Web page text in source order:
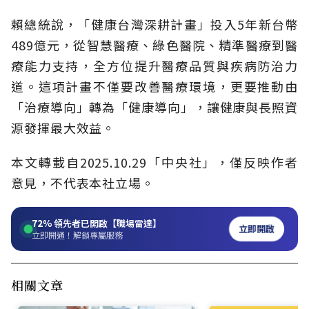
賴總統說，「健康台灣深耕計畫」投入5年新台幣
489億元，從智慧醫療、綠色醫院、精準醫療到醫
療能力支持，全方位提升醫療品質與疾病防治力
道。這項計畫不僅要改善醫療環境，更要推動由
「治療導向」轉為「健康導向」，讓健康與長照資
源發揮最大效益。
本文轉載自2025.10.29「中央社」，僅反映作者
意見，不代表本社立場。
72%領先者已開啟【職場雷達】
立即開通！解鎖專屬服務 立即開啟
相關文章